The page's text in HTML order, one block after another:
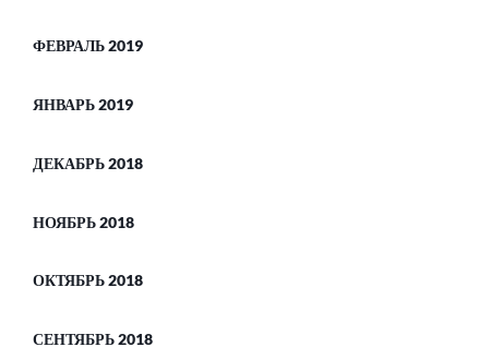
ФЕВРАЛЬ 2019
ЯНВАРЬ 2019
ДЕКАБРЬ 2018
НОЯБРЬ 2018
ОКТЯБРЬ 2018
СЕНТЯБРЬ 2018